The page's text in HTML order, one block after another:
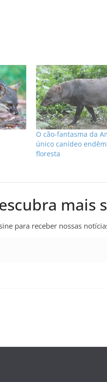
O cão-fantasma da
único canídeo
floresta
mais
para receber nossas